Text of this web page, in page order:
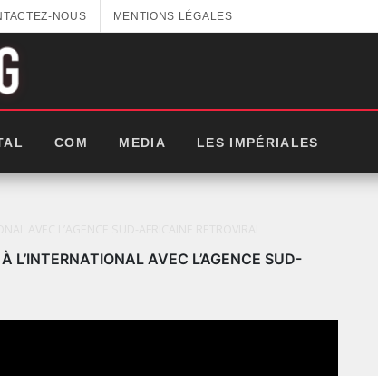
NOUS MENTIONS LÉGALES
COM MEDIA LES IMPÉRIALES
L’INTERNATIONAL AVEC L’AGENCE SUD-